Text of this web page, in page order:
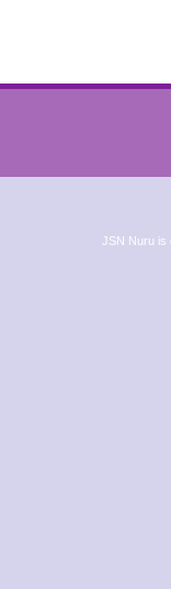
JSN Nuru